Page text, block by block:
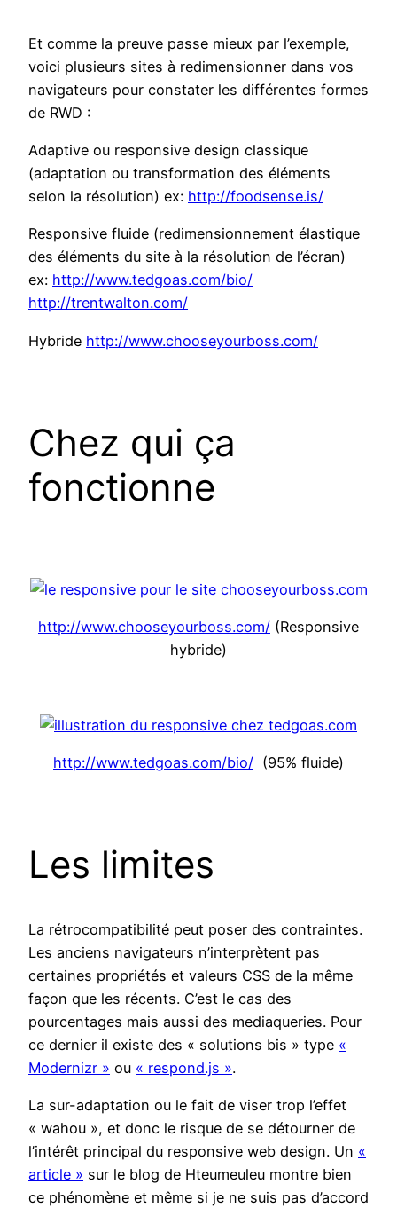
Et comme la preuve passe mieux par l’exemple,
voici plusieurs sites à redimensionner dans vos
navigateurs pour constater les différentes formes
de RWD :
Adaptive ou responsive design classique
(adaptation ou transformation des éléments
selon la résolution) ex: http://foodsense.is/
Responsive fluide (redimensionnement élastique
des éléments du site à la résolution de l’écran)
ex: http://www.tedgoas.com/bio/
http://trentwalton.com/
Hybride http://www.chooseyourboss.com/
Chez qui ça
fonctionne
http://www.chooseyourboss.com/ (Responsive
hybride)
http://www.tedgoas.com/bio/ (95% fluide)
Les limites
La rétrocompatibilité peut poser des contraintes.
Les anciens navigateurs n’interprètent pas
certaines propriétés et valeurs CSS de la même
façon que les récents. C’est le cas des
pourcentages mais aussi des mediaqueries. Pour
ce dernier il existe des « solutions bis » type «
Modernizr » ou « respond.js ».
La sur-adaptation ou le fait de viser trop l’effet
« wahou », et donc le risque de se détourner de
l’intérêt principal du responsive web design. Un «
article » sur le blog de Hteumeuleu montre bien
ce phénomène et même si je ne suis pas d’accord